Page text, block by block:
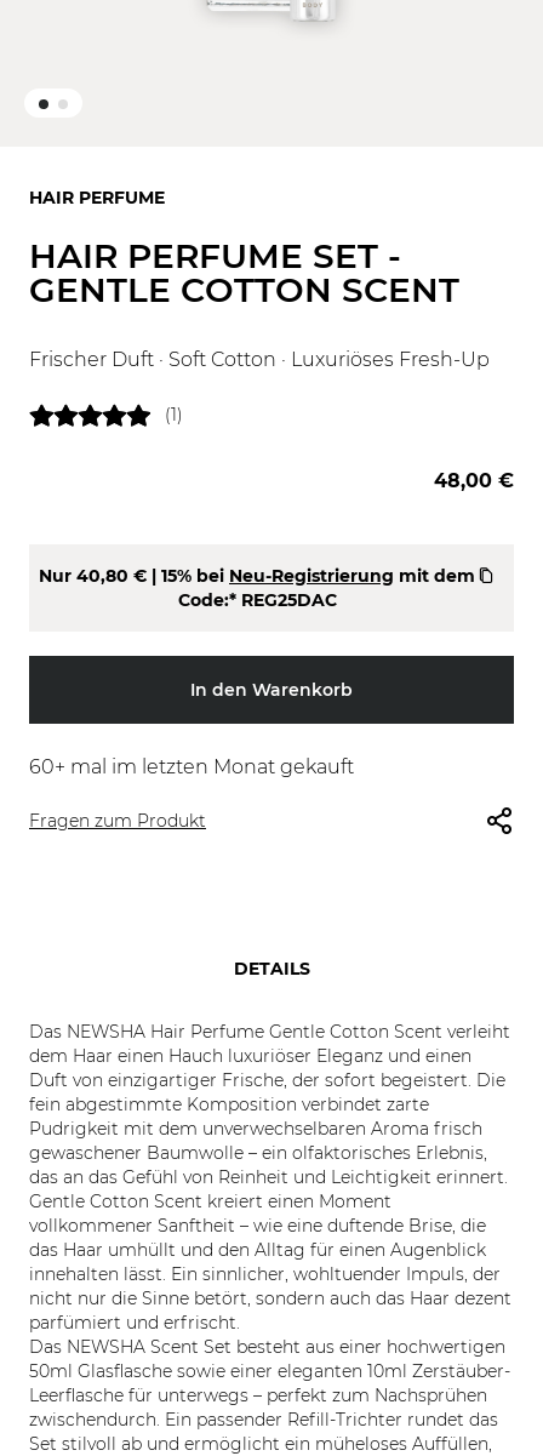
HAIR PERFUME
HAIR PERFUME SET -
GENTLE COTTON SCENT
Frischer Duft · Soft Cotton · Luxuriöses Fresh-Up
(1)
48,00 €
Nur 40,80 € | 15% bei Neu-Registrierung mit dem
Code:* REG25DAC
In den Warenkorb
60+ mal im letzten Monat gekauft
Fragen zum Produkt
DETAILS
Das NEWSHA Hair Perfume Gentle Cotton Scent verleiht
dem Haar einen Hauch luxuriöser Eleganz und einen
Duft von einzigartiger Frische, der sofort begeistert. Die
fein abgestimmte Komposition verbindet zarte
Pudrigkeit mit dem unverwechselbaren Aroma frisch
gewaschener Baumwolle – ein olfaktorisches Erlebnis,
das an das Gefühl von Reinheit und Leichtigkeit erinnert.
Gentle Cotton Scent kreiert einen Moment
vollkommener Sanftheit – wie eine duftende Brise, die
das Haar umhüllt und den Alltag für einen Augenblick
innehalten lässt. Ein sinnlicher, wohltuender Impuls, der
nicht nur die Sinne betört, sondern auch das Haar dezent
parfümiert und erfrischt.
Das NEWSHA Scent Set besteht aus einer hochwertigen
50ml Glasflasche sowie einer eleganten 10ml Zerstäuber-
Leerflasche für unterwegs – perfekt zum Nachsprühen
zwischendurch. Ein passender Refill-Trichter rundet das
Set stilvoll ab und ermöglicht ein müheloses Auffüllen,